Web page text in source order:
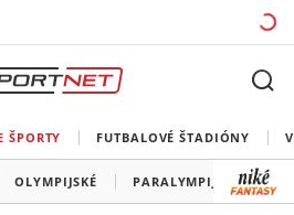
ŠPORTY FUTBALOVÉ ŠTADIÓNY
OLYMPIJSKÉ PARALYMPIJSKÉ